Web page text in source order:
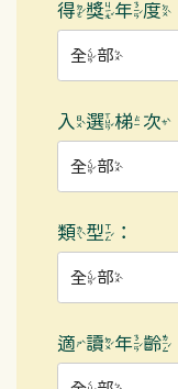
得獎年度
入選梯次
類型：
適讀年齡